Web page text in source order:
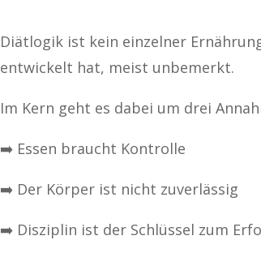
Diätlogik ist kein einzelner
entwickelt hat, meist unbemerkt.
Im Kern geht es dabei um drei
➡️ Essen braucht Kontrolle
➡️ Der Körper ist nicht zuverlässig
➡️ Disziplin ist der Schlüssel zum